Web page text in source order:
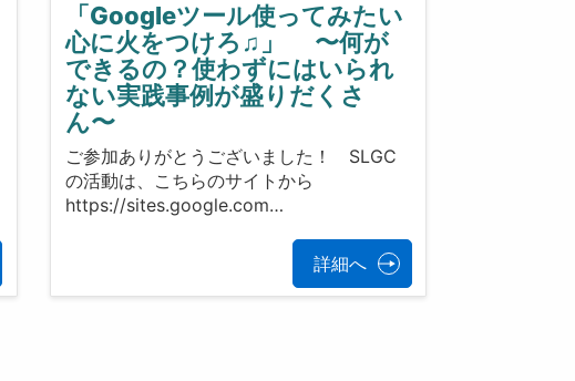
「Googleツール使ってみたい
心に火をつけろ♫」 〜何が
できるの？使わずにはいられ
ない実践事例が盛りだくさ
ん〜
ご参加ありがとうございました！ SLGC
の活動は、こちらのサイトから
https://sites.google.com…
詳細へ